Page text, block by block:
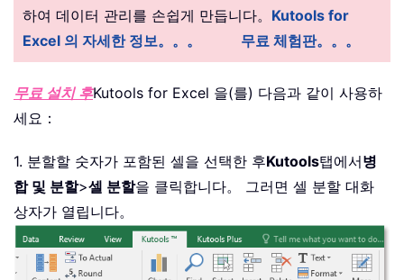
하여 데이터 관리를 손쉽게 만듭니다。 Kutools for
Excel 의 자세한 정보。。。
무료 체험판。。。
무료 설치 후Kutools for Excel 을(를) 다음과 같이 사용하
세요：
1. 분할할 숫자가 포함된 셀을 선택한 후Kutools탭에서병
합 및 분할>셀 분할을 클릭합니다。 그러면 셀 분할 대화
상자가 열립니다。